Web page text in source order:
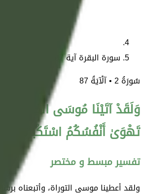
سورة البقرة آية 87
سُورَةُ2• آلْآيَةُ87
وَلَقَدْ آتَيْنَا مُوسَى الْكِتَابَ
تَهْوَىٰ أَنْفُسُكُمُ اسْتَكْبَرْتُمْ
تفسير مبسط و مختصر
ولقد أعطينا موسى التوراة، وأتبعناه